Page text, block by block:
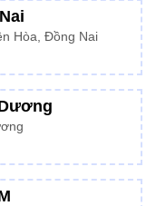
Hòa, Đồng Nai